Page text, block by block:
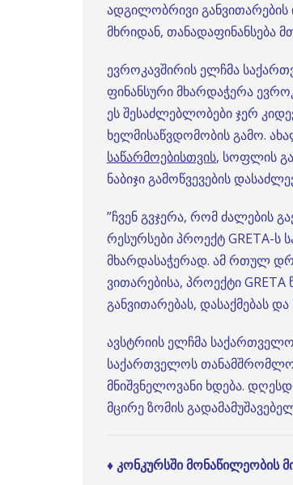
ადგილობრივი განვითარების
მხრიდან, თანადაფინანსება
ევროკავშირის ელჩმა
ფინანსური მხარდაჭერა
ეს შესაძლებლობები ჯერ
ხელმისაწვდომობის გამო.
საწარმოებისთვის, სოფლის
ნაბიჯი გამოწვევების
”ჩვენ გვჯერა, რომ ძალების
რესურსები პროექტ GRETA-ს
მხარდასაჭერად. ამ რთულ
ვითარებისა, პროექტი
განვითარებას, დასაქმებას
ავსტრიის ელჩმა
საქართველოს
მნიშვნელოვანი ხდება.
მცირე ზომის
♦ კონკურსში მონაწილეობის